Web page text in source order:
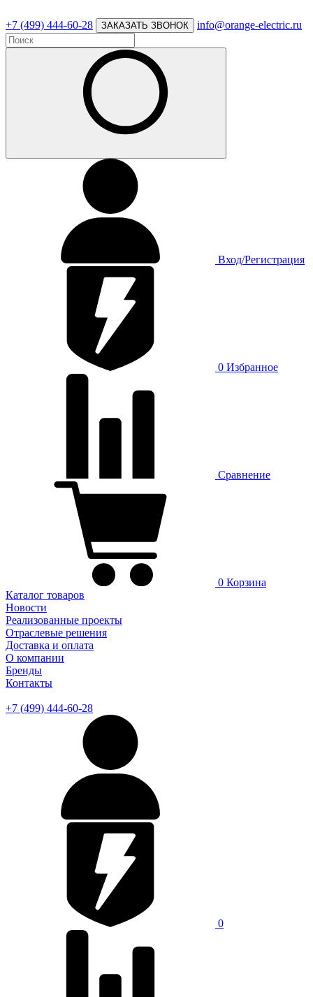
+7 (499) 444-60-28 ЗАКАЗАТЬ ЗВОНОК info@orange-electric.ru
Вход/Регистрация
0 Избранное
Сравнение
0 Корзина
Каталог товаров
Новости
Реализованные проекты
Отраслевые решения
Доставка и оплата
О компании
Бренды
Контакты
+7 (499) 444-60-28
0